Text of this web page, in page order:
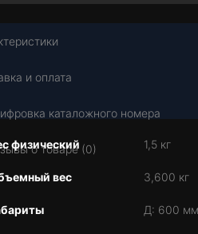
и оплата
каталожного номера
о товаре (0)
физический 1,5 кг
вес 3,600 кг
Д: 600